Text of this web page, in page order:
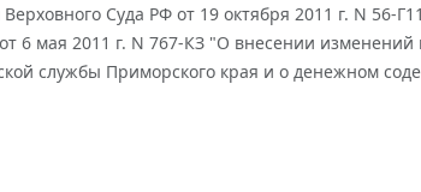
Суда РФ от 19 октября 2011 г. N 56-
6 мая 2011 г. N 767-КЗ "О внесении
службы Приморского края и о денежном